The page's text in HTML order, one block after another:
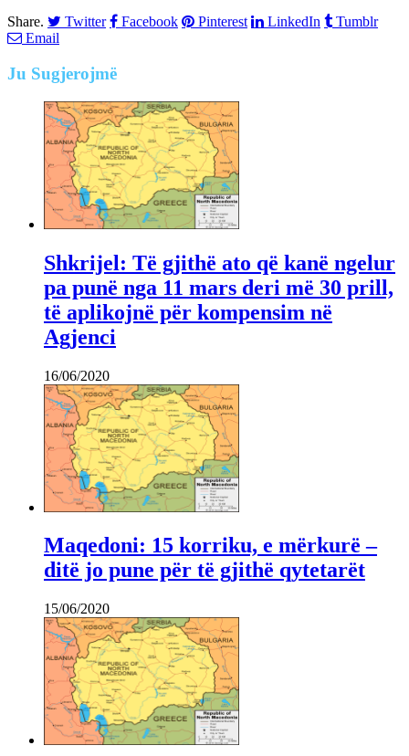
Share.
Twitter Facebook Pinterest LinkedIn
Tumblr
Email
Ju Sugjerojmë
Shkrijel: Të gjithë ato që kanë ngelur
pa punë nga 11 mars deri më 30 prill,
të aplikojnë për kompensim në
Agjenci
16/06/2020
Maqedoni: 15 korriku, e mërkurë –
ditë jo pune për të gjithë qytetarët
15/06/2020